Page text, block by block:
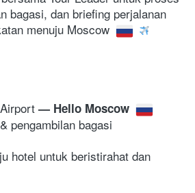
bagasi, dan briefing perjalanan
menuju Moscow
— Hello Moscow
pengambilan bagasi
hotel untuk beristirahat dan